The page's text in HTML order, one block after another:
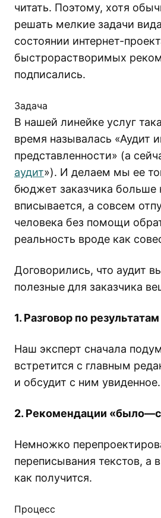
читать. Поэтому, хотя
решать мелкие задачи
состоянии интернет-
быстрорастворимых
подписались.
Задача
В нашей линейке услуг
время называлась «Аудит
представленности» (а
аудит»). И делаем мы ее
бюджет заказчика больше
вписывается, а совсем
человека без помощи
реальность вроде как
Договорились, что аудит
полезные для заказчика
1. Разговор по
Наш эксперт сначала
встретится с главным
и обсудит с ним увиденное.
2. Рекомендации
Немножко
переписывания текстов, а
как получится.
Процесс